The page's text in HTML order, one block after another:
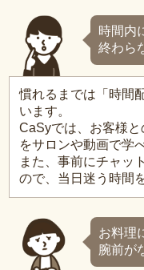
時間内
終わら
慣れるまでは「時間
います。
CaSyでは、お客様
をサロンや動画で学
また、事前にチャッ
ので、当日迷う時間
お料理
腕前が